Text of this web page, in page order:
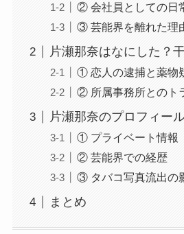
② 会社員としての日
③ 芸能界を離れた理
片瀬那奈はなにした？
① 恋人の逮捕と薬物
② 所属事務所とのト
片瀬那奈のプロフィー
① プライベート情報
② 芸能界での経歴
③ タバコ写真流出の
まとめ